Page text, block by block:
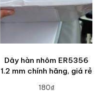
Dây hàn nhôm ER5356
1.2 mm chính hãng, giá rẻ
180₫